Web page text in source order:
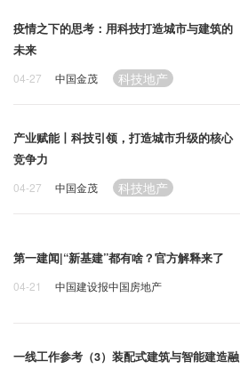
广告投放
关于我们
疫情之下的思考：用科技打造城市与建筑的
未来
04-27 中国金茂 科技地产
产业赋能丨科技引领，打造城市升级的核心
竞争力
04-27 中国金茂 科技地产
第一建闻|“新基建”都有啥？官方解释来了
04-21 中国建设报中国房地产
一线工作参考（3）装配式建筑与智能建造融